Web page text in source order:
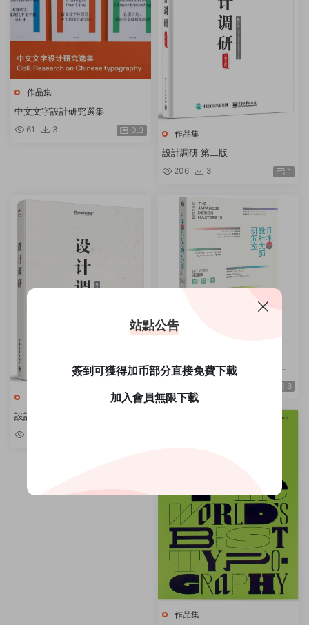
作品集
中文文字設計研究選集
61 3 0.3 作品集
設計調研 第二版
206 3 1
設計調研第一版
日本設計大師研究室：定義當下
の15人，讀專訪＋看作品＋去旅
行，看懂日式美學的漫遊課 / Se
8
作品集
站點公告
簽到可獲得加币部分直接免費下載
加入會員無限下載